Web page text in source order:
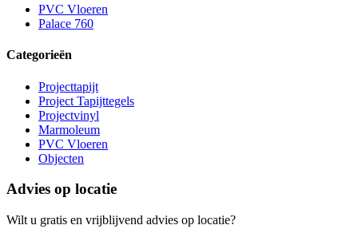
PVC Vloeren
Palace 760
Categorieën
Projecttapijt
Project Tapijttegels
Projectvinyl
Marmoleum
PVC Vloeren
Objecten
Advies op locatie
Wilt u gratis en vrijblijvend advies op locatie?